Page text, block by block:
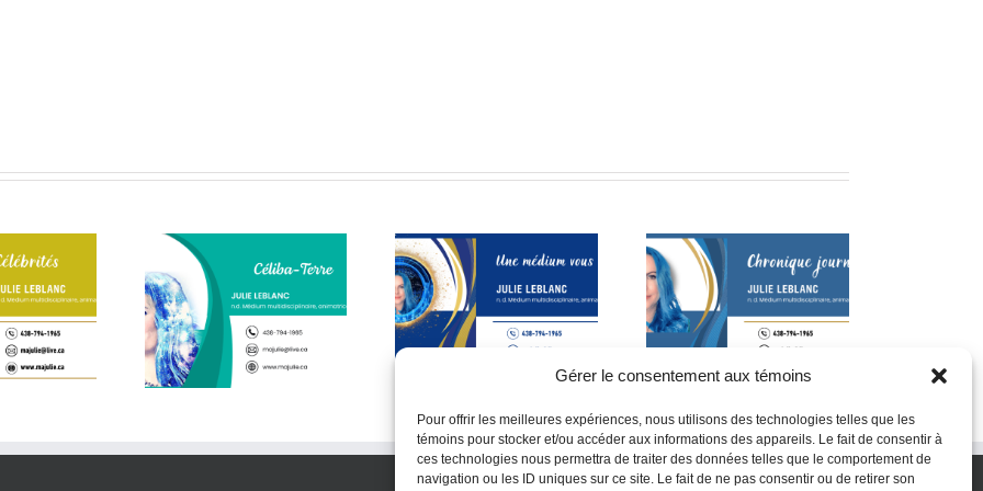
Gérer le consentement aux témoins
Pour offrir les meilleures expériences, nous utilisons des technologies telles que les
témoins pour stocker et/ou accéder aux informations des appareils. Le fait de consentir à
ces technologies nous permettra de traiter des données telles que le comportement de
navigation ou les ID uniques sur ce site. Le fait de ne pas consentir ou de retirer son
que mon âme a
choisi – 2ᵉ partie
Une médium vous
répond
C’est compliqué! (suite)
La voix de la conscience
et du mieux-être